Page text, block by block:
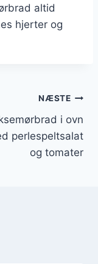
altid
hjerter og
NÆSTE
i ovn
perlespeltsalat
og tomater